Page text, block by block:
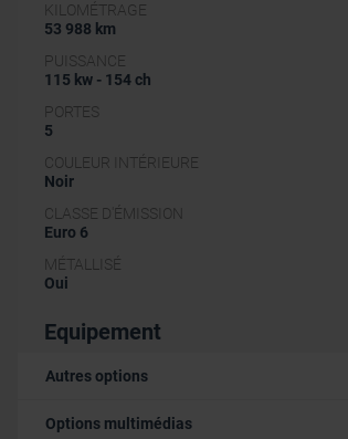
KILOMÉTRAGE
53 988 km
PUISSANCE
115 kw - 154 ch
PORTES
5
COULEUR INTÉRIEURE
Noir
CLASSE D'ÉMISSION
Euro 6
MÉTALLISÉ
Oui
Equipement
Autres options
Options multimédias